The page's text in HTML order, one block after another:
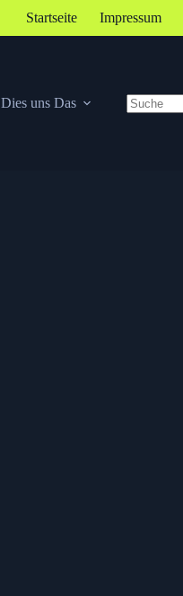
Startseite Impressum
Dies uns Das